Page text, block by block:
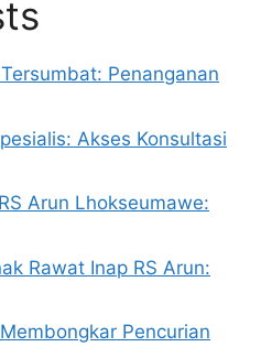
Penanganan
Akses Konsultasi
Arun Lhokseumawe:
Rawat Inap RS Arun:
Pencurian